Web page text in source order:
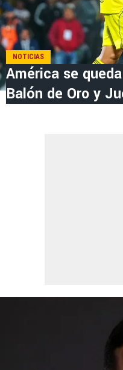
NOTICIAS
América se
Balón de Oro y